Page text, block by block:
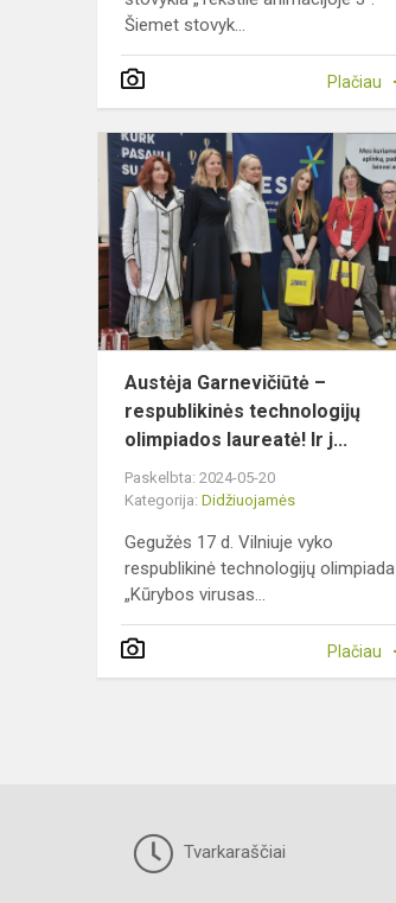
Šiemet stovyk...
Plačiau
Austėja Garnevičiūtė –
respublikinės technologijų
olimpiados laureatė! Ir j...
Paskelbta: 2024-05-20
Kategorija: Didžiuojamės
Gegužės 17 d. Vilniuje vyko
respublikinė technologijų olimpiada
„Kūrybos virusas...
Plačiau
Tvarkaraščiai